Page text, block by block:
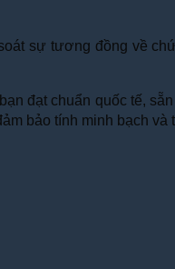
sự tương đồng về
đạt chuẩn quốc tế,
bảo tính minh bạch và